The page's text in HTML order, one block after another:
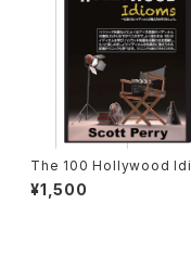
The 100 Hollywood
【ダウンロード版】
¥1,500